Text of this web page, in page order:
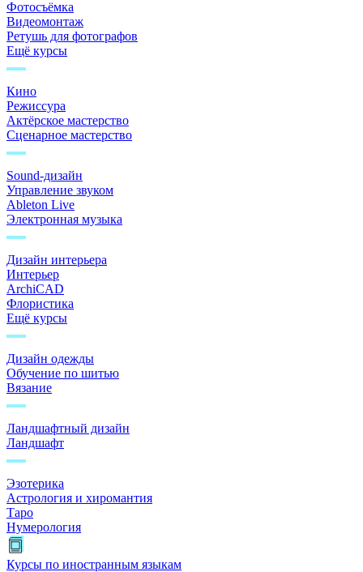
Фотосъёмка
Видеомонтаж
Ретушь для фотографов
Ещё курсы
Кино
Режиссура
Актёрское мастерство
Сценарное мастерство
Sound-дизайн
Управление звуком
Ableton Live
Электронная музыка
Дизайн интерьера
Интерьер
ArchiCAD
Флористика
Ещё курсы
Дизайн одежды
Обучение по шитью
Вязание
Ландшафтный дизайн
Ландшафт
Эзотерика
Астрология и хиромантия
Таро
Нумерология
Курсы по иностранным языкам